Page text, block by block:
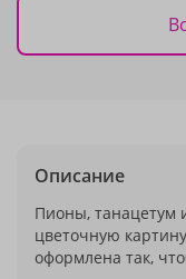
Описание
Пионы, танацетум
цветочную
оформлена так,